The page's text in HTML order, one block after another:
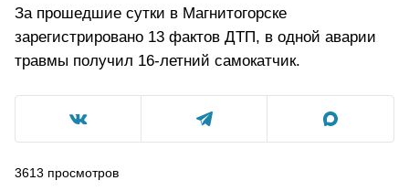
За прошедшие сутки в Магнитогорске
зарегистрировано 13 фактов ДТП, в одной аварии
травмы получил 16-летний самокатчик.
3613 просмотров